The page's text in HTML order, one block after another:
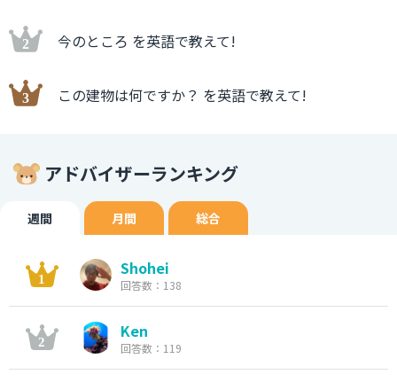
今のところ を英語で教えて!
この建物は何ですか？ を英語で教えて!
アドバイザーランキング
週間 月間 総合
Shohei
回答数：138
Ken
回答数：119